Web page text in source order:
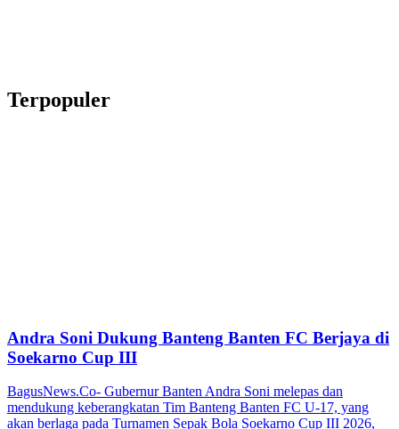
Terpopuler
Andra Soni Dukung Banteng Banten FC Berjaya di
Soekarno Cup III
BagusNews.Co- Gubernur Banten Andra Soni melepas dan
mendukung keberangkatan Tim Banteng Banten FC U-17, yang
akan berlaga pada Turnamen Sepak Bola Soekarno Cup III 2026,